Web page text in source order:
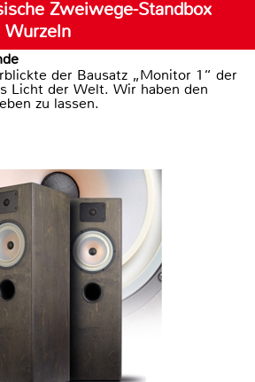
Zweiwege-Standbox
der Bausatz „Monitor 1“ der
Licht der Welt. Wir haben den
zu lassen.